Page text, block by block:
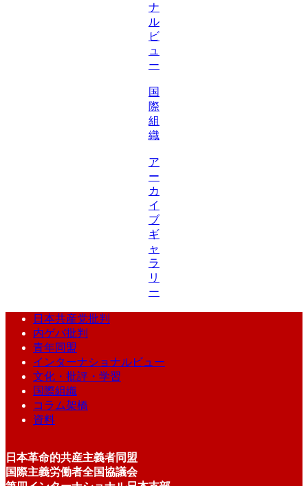
ナ
ル
ビ
ュ
ー
国
際
組
織
ア
ー
カ
イ
ブ
ギ
ャ
ラ
リ
ー
日本共産党批判
内ゲバ批判
青年同盟
インターナショナルビュー
文化・批評・学習
国際組織
コラム架橋
資料
日本革命的共産主義者同盟
国際主義労働者全国協議会